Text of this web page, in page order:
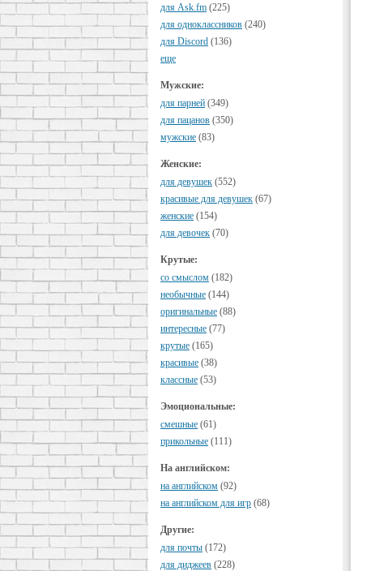
для Ask.fm (225)
для одноклассников (240)
для Discord (136)
еще
Мужские:
для парней (349)
для пацанов (350)
мужские (83)
Женские:
для девушек (552)
красивые для девушек (67)
женские (154)
для девочек (70)
Крутые:
cо смыслом (182)
необычные (144)
оригинальные (88)
интересные (77)
крутые (165)
красивые (38)
классные (53)
Эмоциональные:
смешные (61)
прикольные (111)
На английском:
на английском (92)
на английском для игр (68)
Другие:
для почты (172)
для диджеев (228)